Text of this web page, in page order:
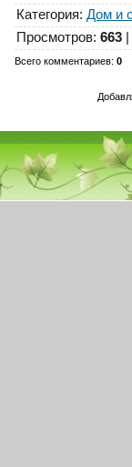
Категория: Дом и
Просмотров: 663
Всего комментариев: 0